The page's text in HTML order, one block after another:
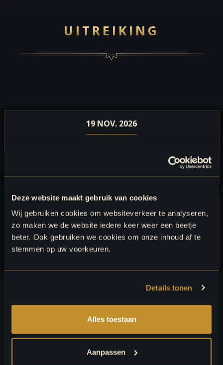
Deze website maakt gebruik van cookies
Wij gebruiken cookies om websiteverkeer te analyseren,
zo maken we de website iedere keer weer een beetje
beter. Ook gebruiken we cookies om onze inhoud af te
stemmen op uw voorkeuren.
Details tonen
Alles toestaan
Aanpassen
UITREIKING
19 NOV. 2026
CATEGORIE WINNAARS
19 NOV. 2026
BEKENDMAKING
OVERALL WINNAARS
TERUGBLIK UITREIKING
‘RETAILER OF THE YEAR BELGIUM’
Brasschaat, 2 oktober 2025 - De winnaars van de